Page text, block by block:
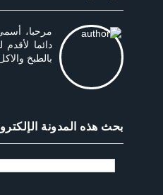
مرحبا،
دائما
بالطبخ
بحث هذه المدونة